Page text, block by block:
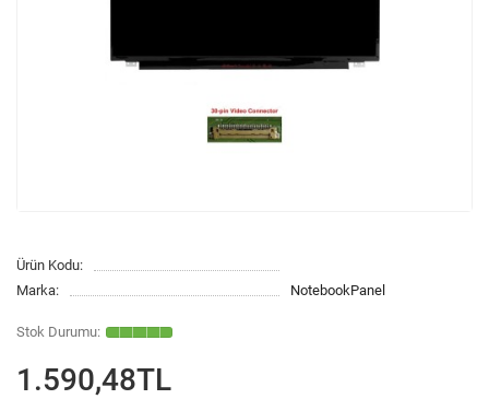
Ürün Kodu:
Marka:
NotebookPanel
1.590,48TL